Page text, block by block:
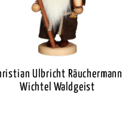
Ulbricht Räuchermann
Wichtel Waldgeist